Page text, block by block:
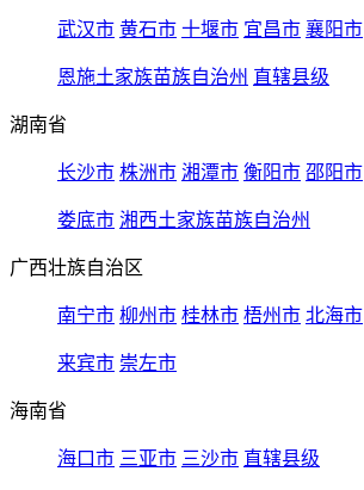
武汉市 黄石市 十堰市 宜昌市 襄阳市
恩施土家族苗族自治州 直辖县级
湖南省
长沙市 株洲市 湘潭市 衡阳市 邵阳市
娄底市 湘西土家族苗族自治州
广西壮族自治区
南宁市 柳州市 桂林市 梧州市 北海市
来宾市 崇左市
海南省
海口市 三亚市 三沙市 直辖县级